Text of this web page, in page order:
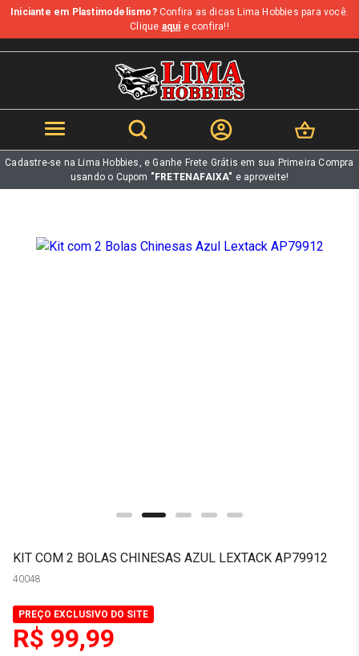
b
Iniciante em Plastimodelismo?Confira as dicas Lima Hobbies para você.
Clique aqui e confira!!
Cadastre-se na Lima Hobbies, e Ganhe Frete Grátis em sua Primeira Compra
usando o Cupom "FRETENAFAIXA" e aproveite!
KIT COM 2 BOLAS CHINESAS AZUL LEXTACK AP79912
40048
PREÇO EXCLUSIVO DO SITE
R$ 99,99